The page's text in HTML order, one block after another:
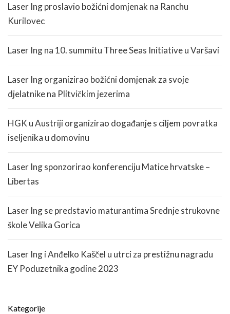
Laser Ing proslavio božićni domjenak na Ranchu
Kurilovec
Laser Ing na 10. summitu Three Seas Initiative u Varšavi
Laser Ing organizirao božićni domjenak za svoje
djelatnike na Plitvičkim jezerima
HGK u Austriji organizirao događanje s ciljem povratka
iseljenika u domovinu
Laser Ing sponzorirao konferenciju Matice hrvatske –
Libertas
Laser Ing se predstavio maturantima Srednje strukovne
škole Velika Gorica
Laser Ing i Anđelko Kaščel u utrci za prestižnu nagradu
EY Poduzetnika godine 2023
Kategorije